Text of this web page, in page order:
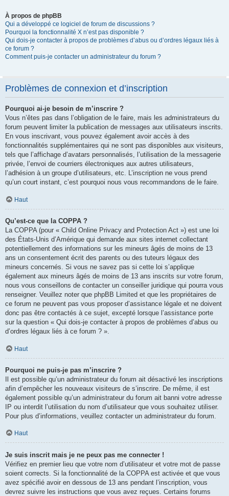
À propos de phpBB
Qui a développé ce logiciel de forum de discussions ?
Pourquoi la fonctionnalité X n’est pas disponible ?
Qui dois-je contacter à propos de problèmes d’abus ou d’ordres légaux liés à
ce forum ?
Comment puis-je contacter un administrateur du forum ?
Problèmes de connexion et d’inscription
Pourquoi ai-je besoin de m’inscrire ?
Vous n’êtes pas dans l’obligation de le faire, mais les administrateurs du
forum peuvent limiter la publication de messages aux utilisateurs inscrits.
En vous inscrivant, vous pouvez également avoir accès à des
fonctionnalités supplémentaires qui ne sont pas disponibles aux visiteurs,
tels que l’affichage d’avatars personnalisés, l’utilisation de la messagerie
privée, l’envoi de courriers électroniques aux autres utilisateurs,
l’adhésion à un groupe d’utilisateurs, etc. L’inscription ne vous prend
qu’un court instant, c’est pourquoi nous vous recommandons de le faire.
Haut
Qu’est-ce que la COPPA ?
La COPPA (pour « Child Online Privacy and Protection Act ») est une loi
des États-Unis d’Amérique qui demande aux sites internet collectant
potentiellement des informations sur les mineurs âgés de moins de 13
ans un consentement écrit des parents ou des tuteurs légaux des
mineurs concernés. Si vous ne savez pas si cette loi s’applique
également aux mineurs âgés de moins de 13 ans inscrits sur votre forum,
nous vous conseillons de contacter un conseiller juridique qui pourra vous
renseigner. Veuillez noter que phpBB Limited et que les propriétaires de
ce forum ne peuvent pas vous proposer d’assistance légale et ne doivent
donc pas être contactés à ce sujet, excepté lorsque l’assistance porte
sur la question « Qui dois-je contacter à propos de problèmes d’abus ou
d’ordres légaux liés à ce forum ? ».
Haut
Pourquoi ne puis-je pas m’inscrire ?
Il est possible qu’un administrateur du forum ait désactivé les inscriptions
afin d’empêcher les nouveaux visiteurs de s’inscrire. De même, il est
également possible qu’un administrateur du forum ait banni votre adresse
IP ou interdit l’utilisation du nom d’utilisateur que vous souhaitez utiliser.
Pour plus d’informations, veuillez contacter un administrateur du forum.
Haut
Je suis inscrit mais je ne peux pas me connecter !
Vérifiez en premier lieu que votre nom d’utilisateur et votre mot de passe
soient corrects. Si la fonctionnalité de la COPPA est activée et que vous
avez spécifié avoir en dessous de 13 ans pendant l’inscription, vous
devrez suivre les instructions que vous avez reçues. Certains forums